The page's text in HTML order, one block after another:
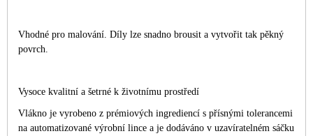
Vhodné pro malování. Díly lze snadno brousit a vytvořit tak pěkný
povrch.
Vysoce kvalitní a šetrné k životnímu prostředí
Vlákno je vyrobeno z prémiových ingrediencí s přísnými tolerancemi
na automatizované výrobní lince a je dodáváno v uzavíratelném sáčku